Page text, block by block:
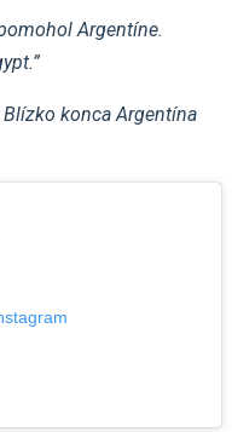
Argentíne.
Blízko konca Argentína